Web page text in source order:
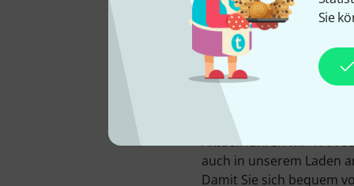
Sie
Das Unternehmen Aizen
Unternehmens ist in
Shop e.K. in Hamburg (D).
Die Produkte von Aizen
Aktuell führen wir 41
auch in unserem Laden
Damit Sie sich bequem